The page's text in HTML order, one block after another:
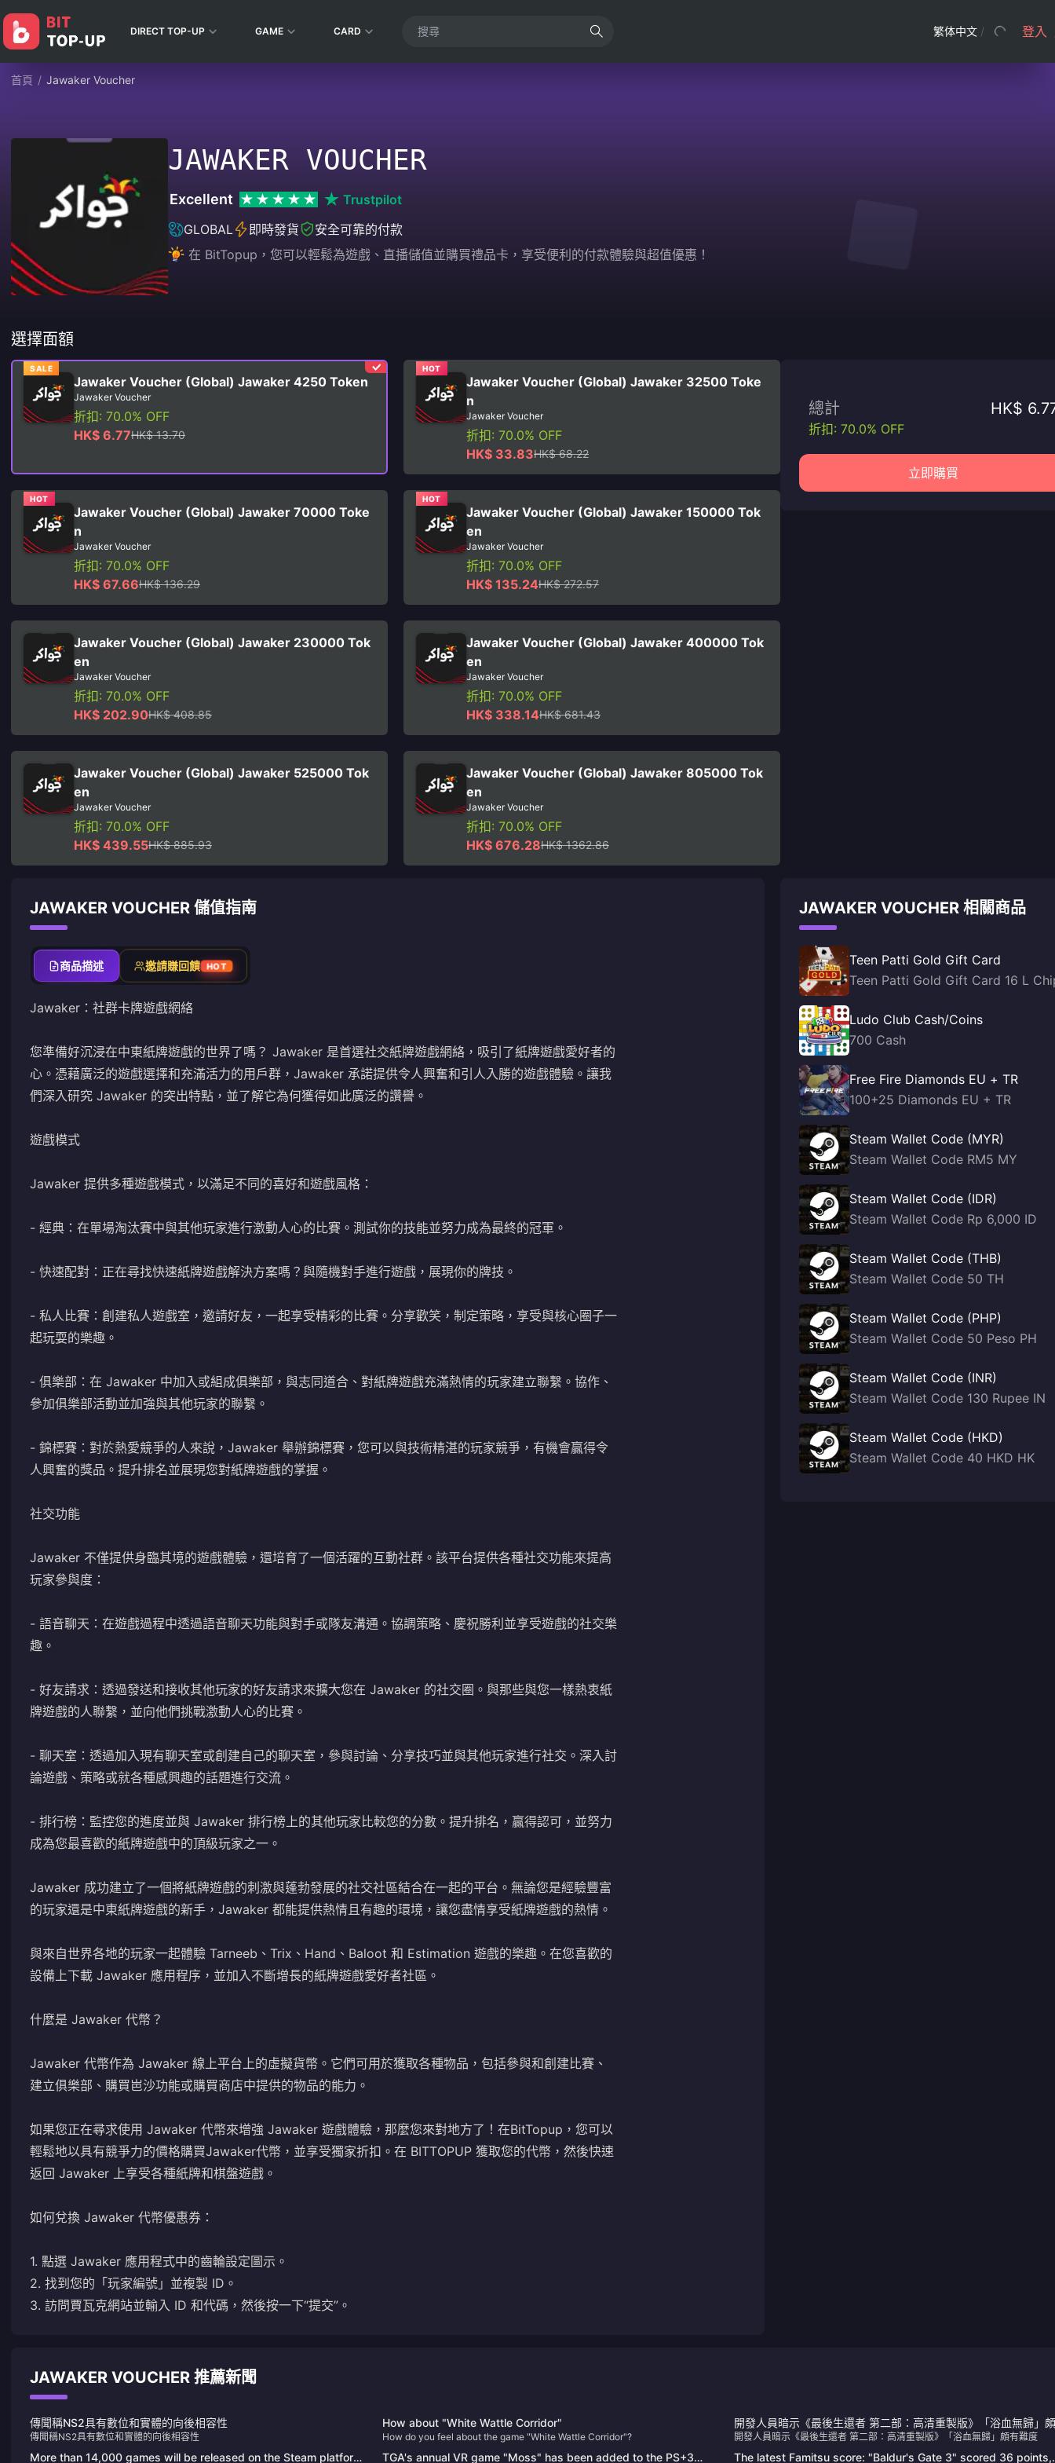
DIRECT TOP-UP GAME CARD 繁体中文 / 登入
首頁 / Jawaker Voucher
JAWAKER VOUCHER
Excellent
Trustpilot
GLOBAL
即時發貨
安全可靠的付款
在 BitTopup，您可以輕鬆為遊戲、直播儲值並購買禮品卡，享受便利的付款體驗與超值優惠！
選擇面額
SALE
Jawaker Voucher (Global) Jawaker 4250 Token
Jawaker Voucher
折扣: 70.0% OFF
HK$ 6.77HK$ 13.70
HOT
Jawaker Voucher (Global) Jawaker 32500 Toke
n
Jawaker Voucher
折扣: 70.0% OFF
HK$ 33.83HK$ 68.22
HOT
Jawaker Voucher (Global) Jawaker 70000 Toke
n
Jawaker Voucher
折扣: 70.0% OFF
HK$ 67.66HK$ 136.29
HOT
Jawaker Voucher (Global) Jawaker 150000 Tok
en
Jawaker Voucher
折扣: 70.0% OFF
HK$ 135.24HK$ 272.57
Jawaker Voucher (Global) Jawaker 230000 Tok
en
Jawaker Voucher
折扣: 70.0% OFF
HK$ 202.90HK$ 408.85
Jawaker Voucher (Global) Jawaker 400000 Tok
en
Jawaker Voucher
折扣: 70.0% OFF
HK$ 338.14HK$ 681.43
Jawaker Voucher (Global) Jawaker 525000 Tok
en
Jawaker Voucher
折扣: 70.0% OFF
HK$ 439.55HK$ 885.93
Jawaker Voucher (Global) Jawaker 805000 Tok
en
Jawaker Voucher
折扣: 70.0% OFF
HK$ 676.28HK$ 1362.86
總計 HK$
折扣: 70.0% OFF
立即購買
JAWAKER VOUCHER 儲值指南
商品描述 邀請賺回饋 HOT
Jawaker：社群卡牌遊戲網絡
您準備好沉浸在中東紙牌遊戲的世界了嗎？ Jawaker 是首選社交紙牌遊戲網絡，吸引了紙牌遊戲愛好者的
心。憑藉廣泛的遊戲選擇和充滿活力的用戶群，Jawaker 承諾提供令人興奮和引人入勝的遊戲體驗。讓我
們深入研究 Jawaker 的突出特點，並了解它為何獲得如此廣泛的讚譽。
遊戲模式
Jawaker 提供多種遊戲模式，以滿足不同的喜好和遊戲風格：
- 經典：在單場淘汰賽中與其他玩家進行激動人心的比賽。測試你的技能並努力成為最終的冠軍。
- 快速配對：正在尋找快速紙牌遊戲解決方案嗎？與隨機對手進行遊戲，展現你的牌技。
- 私人比賽：創建私人遊戲室，邀請好友，一起享受精彩的比賽。分享歡笑，制定策略，享受與核心圈子一
起玩耍的樂趣。
- 俱樂部：在 Jawaker 中加入或組成俱樂部，與志同道合、對紙牌遊戲充滿熱情的玩家建立聯繫。協作、
參加俱樂部活動並加強與其他玩家的聯繫。
- 錦標賽：對於熱愛競爭的人來說，Jawaker 舉辦錦標賽，您可以與技術精湛的玩家競爭，有機會贏得令
人興奮的獎品。提升排名並展現您對紙牌遊戲的掌握。
社交功能
Jawaker 不僅提供身臨其境的遊戲體驗，還培育了一個活躍的互動社群。該平台提供各種社交功能來提高
玩家參與度：
- 語音聊天：在遊戲過程中透過語音聊天功能與對手或隊友溝通。協調策略、慶祝勝利並享受遊戲的社交樂
趣。
- 好友請求：透過發送和接收其他玩家的好友請求來擴大您在 Jawaker 的社交圈。與那些與您一樣熱衷紙
牌遊戲的人聯繫，並向他們挑戰激動人心的比賽。
- 聊天室：透過加入現有聊天室或創建自己的聊天室，參與討論、分享技巧並與其他玩家進行社交。深入討
論遊戲、策略或就各種感興趣的話題進行交流。
- 排行榜：監控您的進度並與 Jawaker 排行榜上的其他玩家比較您的分數。提升排名，贏得認可，並努力
成為您最喜歡的紙牌遊戲中的頂級玩家之一。
Jawaker 成功建立了一個將紙牌遊戲的刺激與蓬勃發展的社交社區結合在一起的平台。無論您是經驗豐富
的玩家還是中東紙牌遊戲的新手，Jawaker 都能提供熱情且有趣的環境，讓您盡情享受紙牌遊戲的熱情。
與來自世界各地的玩家一起體驗 Tarneeb、Trix、Hand、Baloot 和 Estimation 遊戲的樂趣。在您喜歡的
設備上下載 Jawaker 應用程序，並加入不斷增長的紙牌遊戲愛好者社區。
什麼是 Jawaker 代幣？
Jawaker 代幣作為 Jawaker 線上平台上的虛擬貨幣。它們可用於獲取各種物品，包括參與和創建比賽、
建立俱樂部、購買岜沙功能或購買商店中提供的物品的能力。
如果您正在尋求使用 Jawaker 代幣來增強 Jawaker 遊戲體驗，那麼您來對地方了！在BitTopup，您可以
輕鬆地以具有競爭力的價格購買Jawaker代幣，並享受獨家折扣。在 BITTOPUP 獲取您的代幣，然後快速
返回 Jawaker 上享受各種紙牌和棋盤遊戲。
如何兌換 Jawaker 代幣優惠券：
1. 點選 Jawaker 應用程式中的齒輪設定圖示。
2. 找到您的「玩家編號」並複製 ID。
3. 訪問賈瓦克網站並輸入 ID 和代碼，然後按一下“提交”。
JAWAKER VOUCHER 相關商品
Teen Patti Gold Gift Card
Teen Patti Gold Gift Card 16 L
Ludo Club Cash/Coins
700 Cash
Free Fire Diamonds EU + TR
100+25 Diamonds EU + TR
Steam Wallet Code (MYR)
Steam Wallet Code RM5 MY
Steam Wallet Code (IDR)
Steam Wallet Code Rp 6,000 ID
Steam Wallet Code (THB)
Steam Wallet Code 50 TH
Steam Wallet Code (PHP)
Steam Wallet Code 50 Peso PH
Steam Wallet Code (INR)
Steam Wallet Code 130 Rupee IN
Steam Wallet Code (HKD)
Steam Wallet Code 40 HKD HK
JAWAKER VOUCHER 推薦新聞
傳聞稱NS2具有數位和實體的向後相容性
傳聞稱NS2具有數位和實體的向後相容性
How about "White Wattle Corridor"
How do you feel about the game "White Wattle Corridor"?
開發人員暗示《最後生還者 第二部：高清重製版》「浴血無歸」
難度
開發人員暗示《最後生還者 第二部：高清重製版》「浴血無歸」頗有難度
More than 14,000 games will be released on the Steam platform
TGA's annual VR game "Moss" has been added to the PS+3
The latest Famitsu score: "Baldur's Gate 3" scored 36 points,